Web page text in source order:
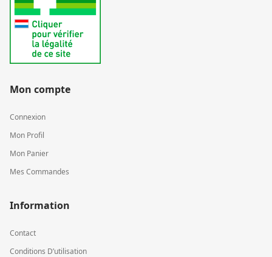
Mon compte
Connexion
Mon Profil
Mon Panier
Mes Commandes
Information
Contact
Conditions D’utilisation